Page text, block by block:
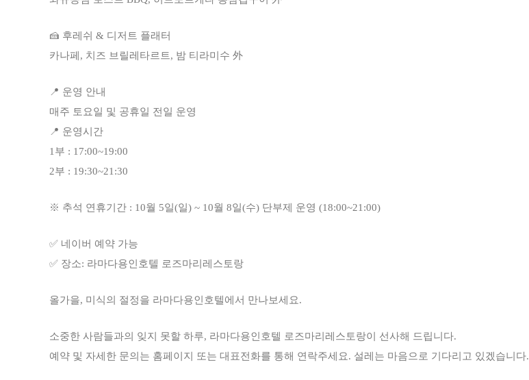
🍰 후레쉬 & 디저트 플래터
카나페, 치즈 브릴레타르트, 밤 티라미수 外
📍 운영 안내
매주 토요일 및 공휴일 전일 운영
📍 운영시간
1부 : 17:00~19:00
2부 : 19:30~21:30
※ 추석 연휴기간 : 10월 5일(일) ~ 10월 8일(수) 단부제 운영 (18:00~21:00)
✅ 네이버 예약 가능
✅ 장소: 라마다용인호텔 로즈마리레스토랑
올가을, 미식의 절정을 라마다용인호텔에서 만나보세요.
소중한 사람들과의 잊지 못할 하루, 라마다용인호텔 로즈마리레스토랑이 선사해 드립니다.
예약 및 자세한 문의는 홈페이지 또는 대표전화를 통해 연락주세요. 설레는 마음으로 기다리고 있겠습니다.